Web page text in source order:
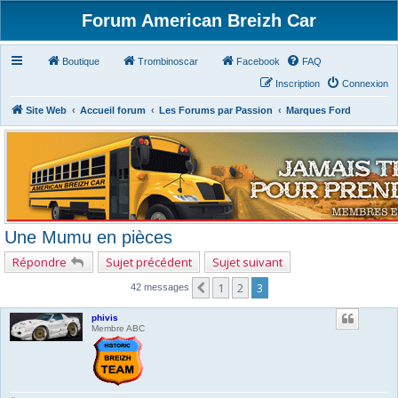
Forum American Breizh Car
Boutique Trombinoscar Facebook FAQ
Connexion
Inscription
Site Web Accueil forum Les Forums par Passion Marques Ford
Une Mumu en pièces
Répondre Sujet précédent Sujet suivant
42 messages Précédent
1 2 3
phivis
Membre ABC